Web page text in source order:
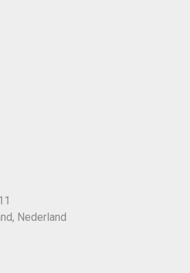
Nederland